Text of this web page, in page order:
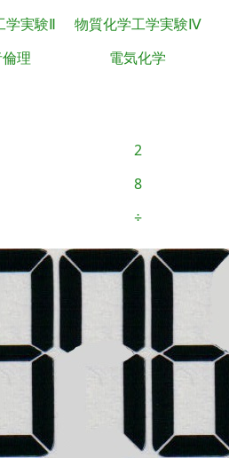
学実験Ⅱ 物質化学工学実験Ⅳ
理 電気化学
2
8
÷